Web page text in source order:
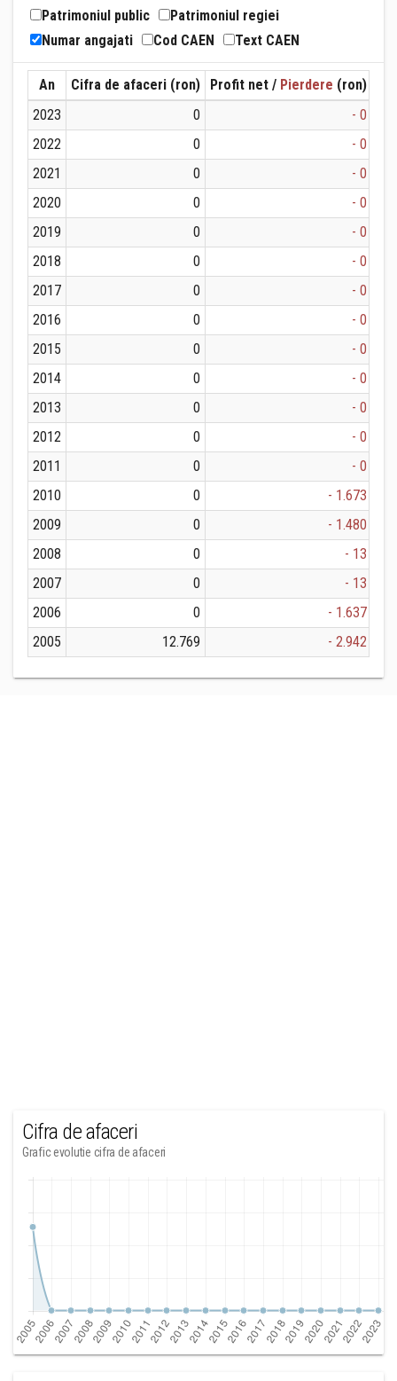
Patrimoniul public
Patrimoniul regiei
Numar angajati
Cod CAEN Text CAEN
An Cifra de afaceri (ron) Profit net / Pierdere (ron)
2023
0
- 0
2022
0
- 0
2021
0
- 0
2020
0
- 0
2019
0
- 0
2018
0
- 0
2017
0
- 0
2016
0
- 0
2015
0
- 0
2014
0
- 0
2013
0
- 0
2012
0
- 0
2011
0
- 0
2010
0
- 1.673
2009
0
- 1.480
2008
0
- 13
2007
0
- 13
2006
0
- 1.637
2005
12.769 - 2.942
Cifra de afaceri
Grafic evolutie cifra de afaceri